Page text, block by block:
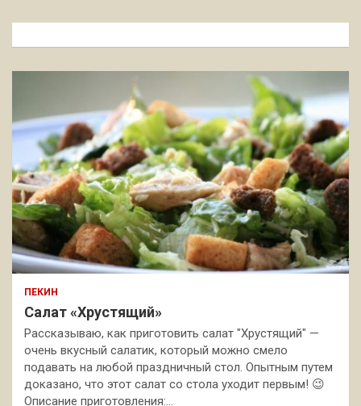
к
ПЕКИН
Салат «Хрустящий»
Рассказываю, как приготовить салат "Хрустящий" —
очень вкусный салатик, который можно смело
подавать на любой праздничный стол. Опытным путем
доказано, что этот салат со стола уходит первым! 😉
Описание приготовления:…